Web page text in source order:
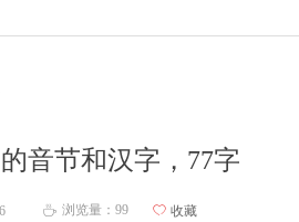
音节和汉字，77字
ꄘ 浏览量： 99 ꄀ 收藏